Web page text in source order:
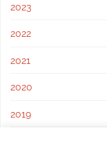
2023
2022
2021
2020
2019